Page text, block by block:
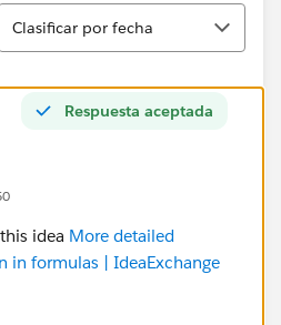
Clasificar por fecha
Respuesta aceptada
idea More detailed
in formulas | IdeaExchange